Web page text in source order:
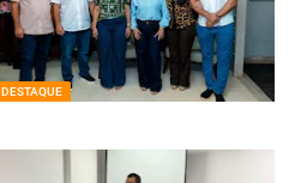
DESTAQUE